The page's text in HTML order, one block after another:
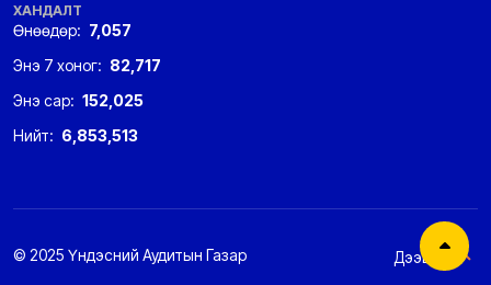
ХАНДАЛТ
Өнөөдөр: 7,057
Энэ 7 хоног: 82,717
Энэ сар: 152,025
Нийт: 6,853,513
© 2025 Үндэсний Аудитын Газар Дээшээ